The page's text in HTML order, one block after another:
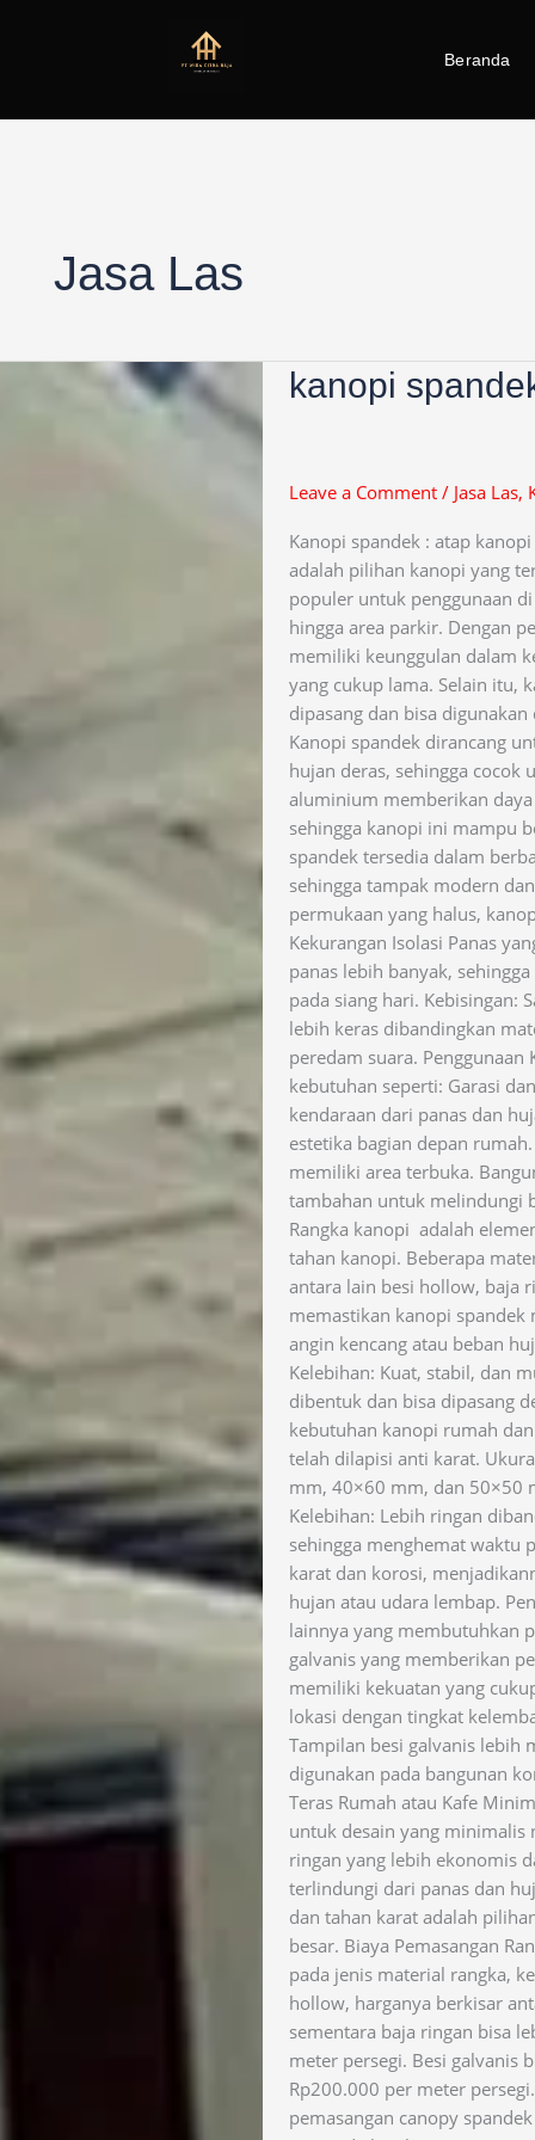
Beranda
Jasa Las
kanopi
Leave a Comment / Jasa Las,
Kanopi spandek : atap
adalah pilihan kanopi yang
populer untuk penggunaan
hingga area parkir. Dengan
memiliki keunggulan dalam
yang cukup lama. Selain itu,
dipasang dan bisa
Kanopi spandek dirancang
hujan deras, sehingga cocok
aluminium memberikan
sehingga kanopi ini mampu
spandek tersedia dalam
sehingga tampak modern
permukaan yang halus,
Kekurangan Isolasi Panas
panas lebih banyak,
pada siang hari. Kebisingan:
lebih keras dibandingkan
peredam suara.
kebutuhan seperti: Garasi
kendaraan dari panas dan
estetika bagian depan
memiliki area terbuka.
tambahan untuk melindungi
Rangka kanopi adalah
tahan kanopi. Beberapa
antara lain besi hollow, baja
memastikan kanopi
angin kencang atau beban
Kelebihan: Kuat, stabil, dan
dibentuk dan bisa dipasang
kebutuhan kanopi rumah
telah dilapisi anti karat.
mm, 40×60 mm, dan 50×50
Kelebihan: Lebih ringan
sehingga menghemat waktu
karat dan korosi,
hujan atau udara lembap.
lainnya yang membutuhkan
galvanis yang memberikan
memiliki kekuatan yang
lokasi dengan tingkat
Tampilan besi galvanis lebih
digunakan pada bangunan
Teras Rumah atau Kafe
untuk desain yang minimalis
ringan yang lebih ekonomis
terlindungi dari panas dan
dan tahan karat adalah
besar. Biaya Pemasangan
pada jenis material rangka,
hollow, harganya berkisar
sementara baja ringan bisa
meter persegi. Besi galvanis
Rp200.000 per meter
pemasangan canopy
kanopi
spandek